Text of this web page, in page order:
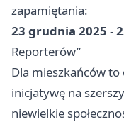
zapamiętania:
23 grudnia 2025 -
Reporterów”
Dla mieszkańców to
inicjatywę na
niewielkie